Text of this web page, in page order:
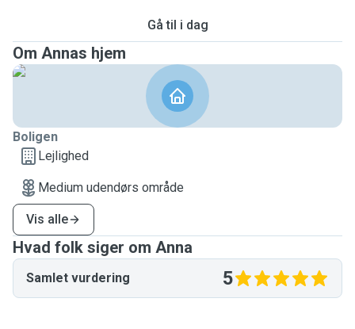
Gå til i dag
Om Annas hjem
Boligen
Lejlighed
Medium udendørs område
Vis alle
Hvad folk siger om Anna
Samlet vurdering 5